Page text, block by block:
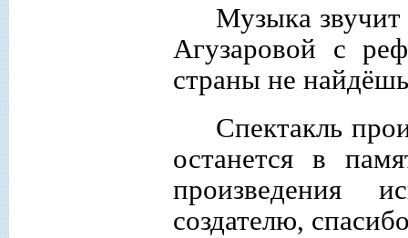
Музыка
Агузаровой с
страны не
Спектакль
останется в
произведения
создателю,